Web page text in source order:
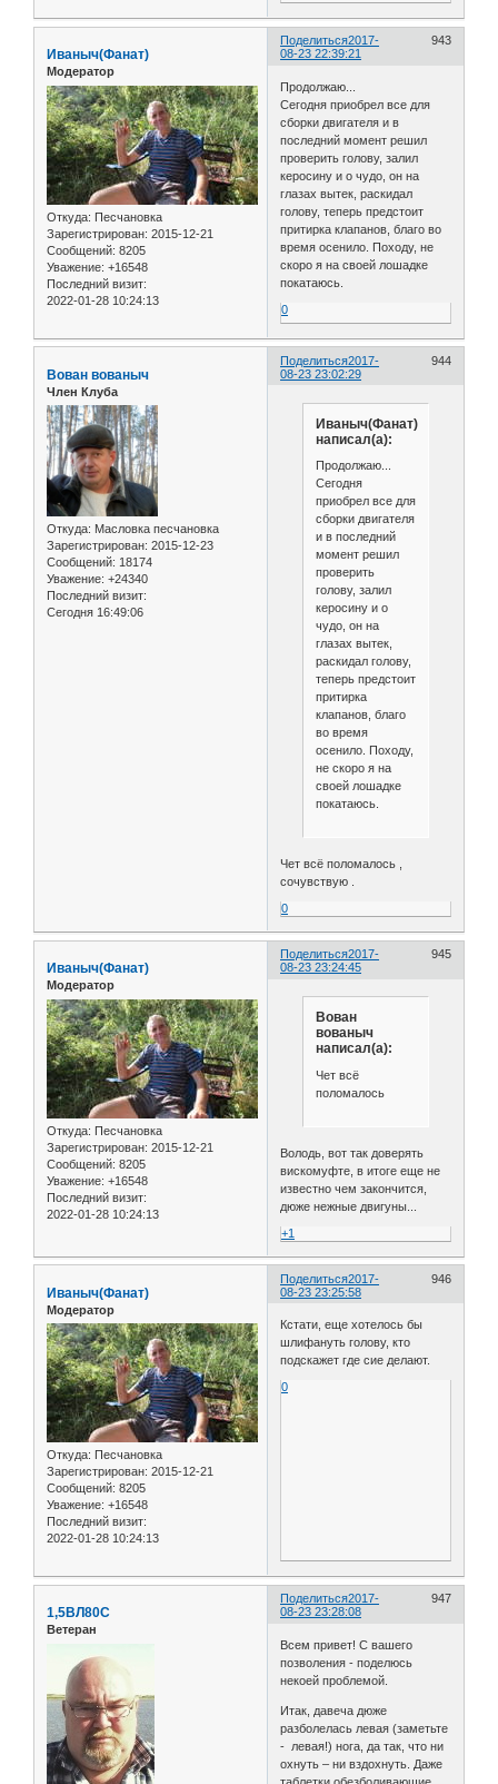
Поделиться 943
2017-
08-23 22:39:21
Иваныч(Фанат)
Модератор
Откуда: Песчановка
Зарегистрирован: 2015-12-21
Сообщений: 8205
Уважение: +16548
Последний визит:
2022-01-28 10:24:13
Продолжаю...
Сегодня приобрел все для
сборки двигателя и в
последний момент решил
проверить голову, залил
керосину и о чудо, он на
глазах вытек, раскидал
голову, теперь предстоит
притирка клапанов, благо во
время осенило. Походу, не
скоро я на своей лошадке
покатаюсь.
0
Поделиться 944
2017-
08-23 23:02:29
Вован вованыч
Член Клуба
Откуда: Масловка песчановка
Зарегистрирован: 2015-12-23
Сообщений: 18174
Уважение: +24340
Последний визит:
Сегодня 16:49:06
Иваныч(Фанат)
написал(а):
Продолжаю...
Сегодня
приобрел все для
сборки двигателя
и в последний
момент решил
проверить
голову, залил
керосину и о
чудо, он на
глазах вытек,
раскидал голову,
теперь предстоит
притирка
клапанов, благо
во время
осенило. Походу,
не скоро я на
своей лошадке
покатаюсь.
Чет всё поломалось ,
сочувствую .
0
Поделиться 945
2017-
08-23 23:24:45
Иваныч(Фанат)
Модератор
Откуда: Песчановка
Зарегистрирован: 2015-12-21
Сообщений: 8205
Уважение: +16548
Последний визит:
2022-01-28 10:24:13
Вован
вованыч
написал(а):
Чет всё
поломалось
Володь, вот так доверять
вискомуфте, в итоге еще не
известно чем закончится,
дюже нежные двигуны...
+1
Поделиться 946
2017-
08-23 23:25:58
Иваныч(Фанат)
Модератор
Откуда: Песчановка
Зарегистрирован: 2015-12-21
Сообщений: 8205
Уважение: +16548
Последний визит:
2022-01-28 10:24:13
Кстати, еще хотелось бы
шлифануть голову, кто
подскажет где сие делают.
0
Поделиться 947
2017-
08-23 23:28:08
1,5ВЛ80С
Ветеран
Всем привет! С вашего
позволения - поделюсь
некоей проблемой.
Итак, давеча дюже
разболелась левая (заметьте
- левая!) нога, да так, что ни
охнуть – ни вздохнуть. Даже